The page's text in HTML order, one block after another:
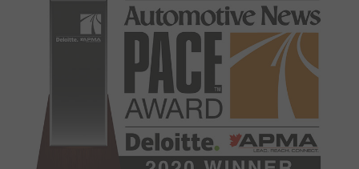
Since February 2015, EJOWELD®machines have been
running in the automotive serial production setting
reliably thousands of joints every day.